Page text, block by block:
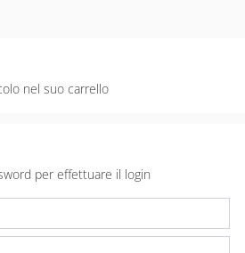
nel suo carrello
per effettuare il login